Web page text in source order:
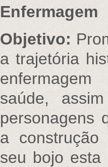
Enfermagem
Objetivo:
a trajetória
saúde,
personagens
a construção
seu bojo esta